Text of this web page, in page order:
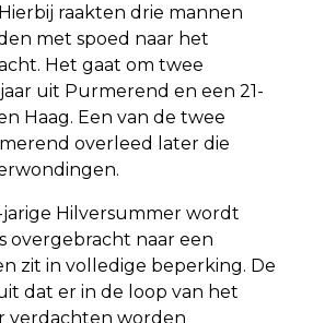
raakten drie mannen
met spoed naar het
Het gaat om twee
uit Purmerend en een 21-
Haag. Een van de twee
overleed later die
jarige Hilversummer wordt
overgebracht naar een
zit in volledige beperking. De
dat er in de loop van het
verdachten worden